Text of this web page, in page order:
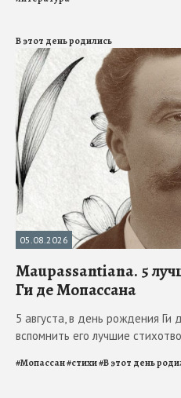
В этот день родились
05.08.2026
Maupassantiana. 5
Ги де Мопассана
5 августа, в день рождения Ги
вспомнить его лучшие
#Мопассан#стихи#В этот день